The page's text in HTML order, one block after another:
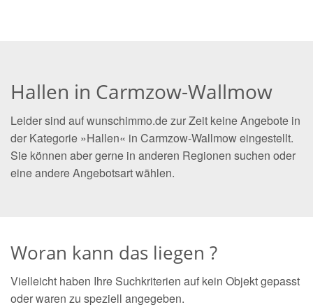
Hallen in Carmzow-Wallmow
Leider sind auf wunschimmo.de zur Zeit keine Angebote in
der Kategorie »Hallen« in Carmzow-Wallmow eingestellt.
Sie können aber gerne in anderen Regionen suchen oder
eine andere Angebotsart wählen.
Woran kann das liegen ?
Vielleicht haben Ihre Suchkriterien auf kein Objekt gepasst
oder waren zu speziell angegeben.